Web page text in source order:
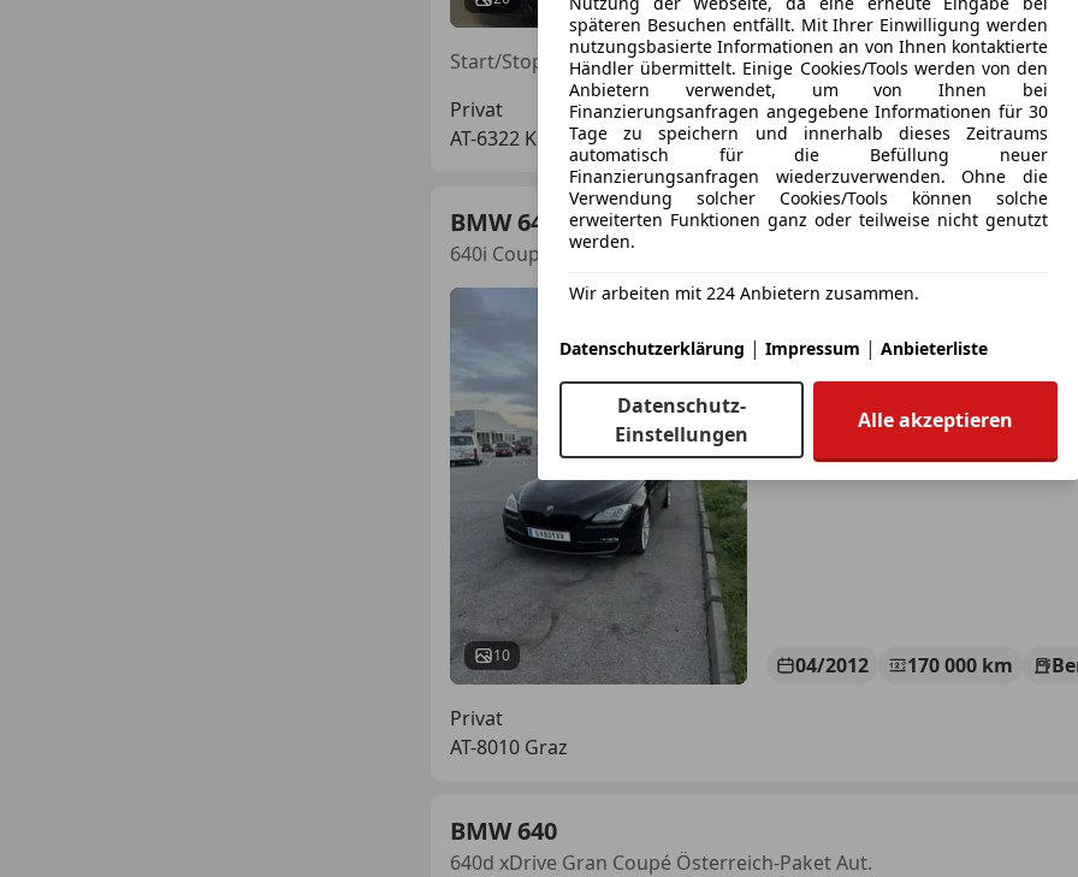
Neu 09/2012 70 000 km
Privat
AT-6322 Kirchbichl
BMW 640
640i Coupé Österreich-Paket Aut.
10
€ 18 000
04/2012 170 000 km
Privat
AT-8010 Graz
BMW 640
640d xDrive Gran Coupé Österreich-Paket Aut.
späteren Besuchen entfällt. Mit Ihrer Einwilligung werden
nutzungsbasierte Informationen an von Ihnen kontaktierte
Händler übermittelt. Einige Cookies/Tools werden von den
Anbietern verwendet, um von Ihnen bei
Finanzierungsanfragen angegebene Informationen für 30
Tage zu speichern und innerhalb dieses Zeitraums
automatisch für die Befüllung neuer
Finanzierungsanfragen wiederzuverwenden. Ohne die
Verwendung solcher Cookies/Tools können solche
erweiterten Funktionen ganz oder teilweise nicht genutzt
werden.
Wir arbeiten mit 224 Anbietern zusammen.
Datenschutzerklärung | Impressum | Anbieterliste
Datenschutz-
Einstellungen
Alle akzeptieren